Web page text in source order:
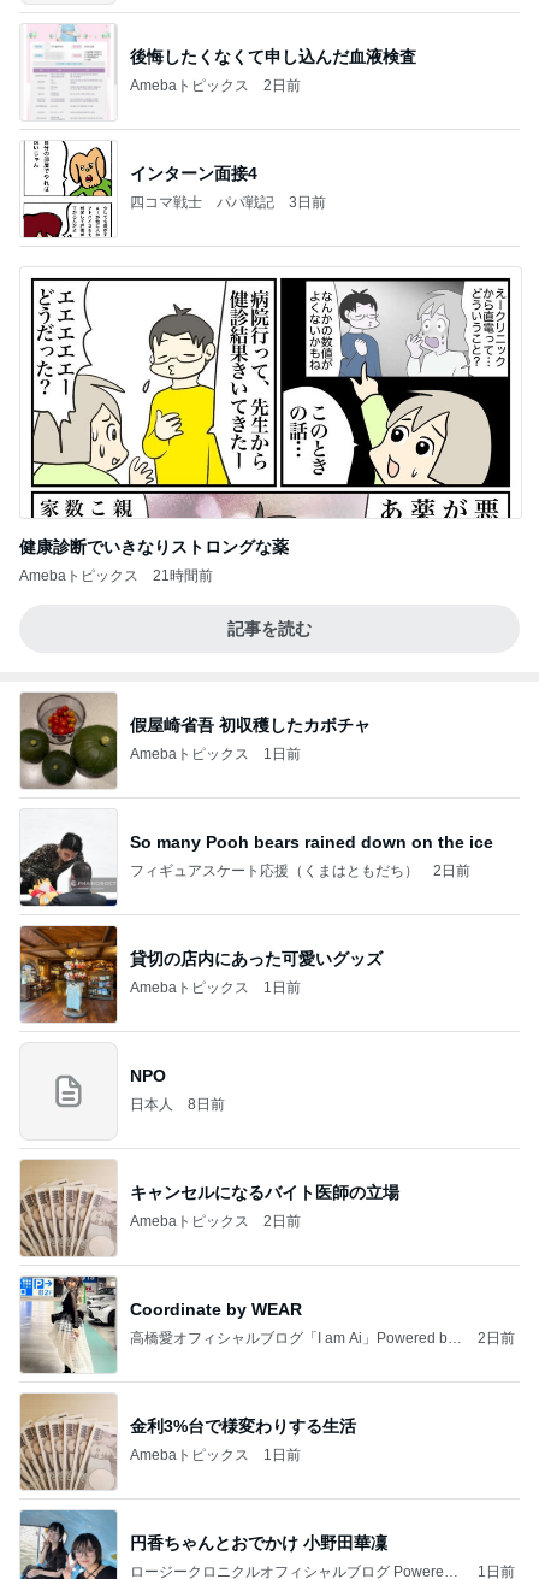
後悔したくなくて申し込んだ血液検査
Amebaトピックス 2日前
インターン面接4
四コマ戦士 パパ戦記 3日前
健康診断でいきなりストロングな薬
Amebaトピックス 21時間前
記事を読む
假屋崎省吾 初収穫したカボチャ
Amebaトピックス 1日前
So many Pooh bears rained down on the ice
フィギュアスケート応援（くまはともだち） 2日前
貸切の店内にあった可愛いグッズ
Amebaトピックス 1日前
NPO
日本人 8日前
キャンセルになるバイト医師の立場
Amebaトピックス 2日前
Coordinate by WEAR
高橋愛オフィシャルブログ「I am Ai」Powered by
2日前
金利3%台で様変わりする生活
Amebaトピックス 1日前
円香ちゃんとおでかけ 小野田華凜
ロージークロニクルオフィシャルブログ Powered
1日前